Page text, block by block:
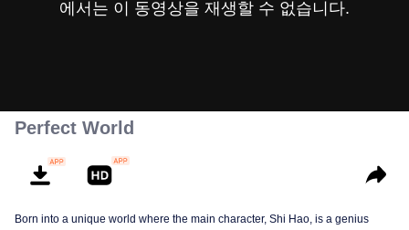
에서는 이 동영상을 재생할 수 없습니다.
Perfect World
Born into a unique world where the main character, Shi Hao, is a genius